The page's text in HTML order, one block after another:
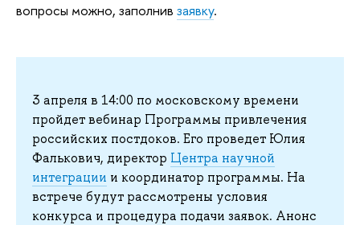
вопросы можно, заполнив заявку.
3 апреля в 14:00 по московскому времени
пройдет вебинар Программы привлечения
российских постдоков. Его проведет Юлия
Фалькович, директор Центра научной
интеграции и координатор программы. На
встрече будут рассмотрены условия
конкурса и процедура подачи заявок. Анонс